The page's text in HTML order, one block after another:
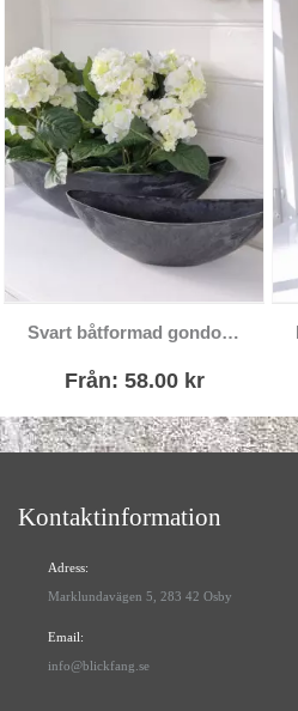
Den här produkten har flera varianter. De olika alternativen kan väljas på produktsidan
Svart båtformad gondol kruka
Från: 58.00 kr
Kontaktinformation
Adress:
Marklundavägen 5, 283 42 Osby
Email:
info@blickfang.se